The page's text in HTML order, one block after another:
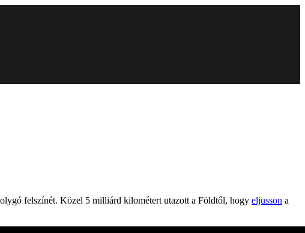
felszínét. Közel 5 milliárd kilométert utazott a Földtől, hogy eljusson a